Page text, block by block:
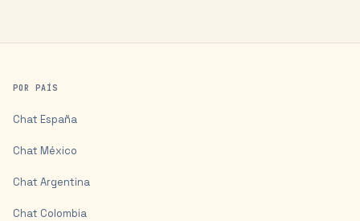
POR PAÍS
Chat España
Chat México
Chat Argentina
Chat Colombia